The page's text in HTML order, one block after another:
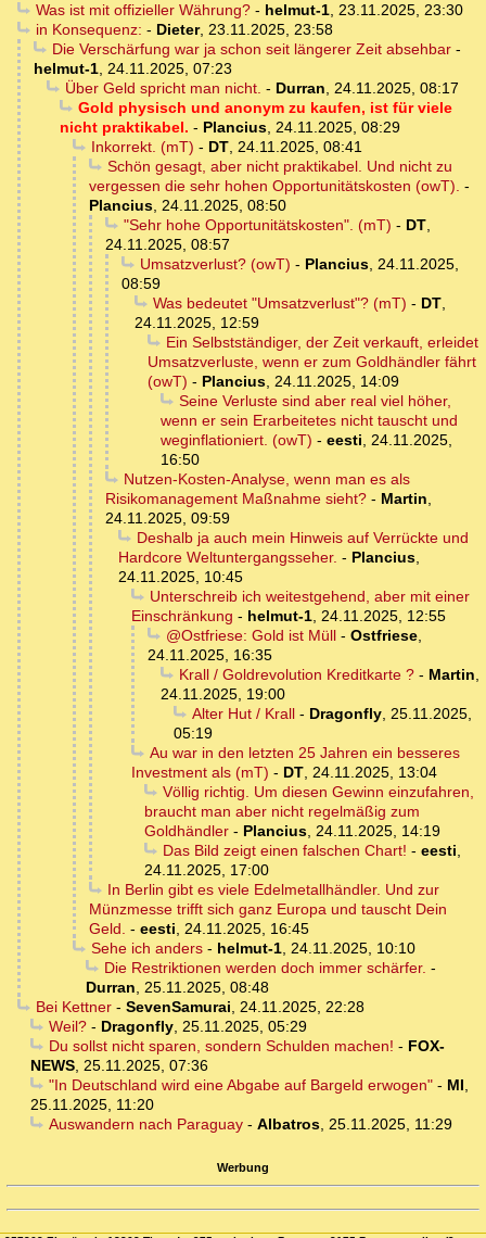
Was ist mit offizieller Währung?- helmut-1, 23.11.2025, 23:30
in Konsequenz: - Dieter, 23.11.2025, 23:58
Die Verschärfung war ja schon seit längerer Zeit absehbar-
helmut-1, 24.11.2025, 07:23
Über Geld spricht man nicht. - Durran, 24.11.2025, 08:17
Gold physisch und anonym zu kaufen, ist für viele
nicht praktikabel. - Plancius, 24.11.2025, 08:29
Inkorrekt. (mT) - DT, 24.11.2025, 08:41
Schön gesagt, aber nicht praktikabel. Und nicht zu
vergessen die sehr hohen Opportunitätskosten (owT). -
Plancius, 24.11.2025, 08:50
"Sehr hohe Opportunitätskosten". (mT) - DT,
24.11.2025, 08:57
Umsatzverlust? (owT) - Plancius, 24.11.2025,
08:59
Was bedeutet "Umsatzverlust"? (mT) - DT,
24.11.2025, 12:59
Ein Selbstständiger, der Zeit verkauft, erleidet
Umsatzverluste, wenn er zum Goldhändler fährt
(owT) - Plancius, 24.11.2025, 14:09
Seine Verluste sind aber real viel höher,
wenn er sein Erarbeitetes nicht tauscht und
weginflationiert. (owT) - eesti, 24.11.2025,
16:50
Nutzen-Kosten-Analyse, wenn man es als
Risikomanagement Maßnahme sieht? - Martin,
24.11.2025, 09:59
Deshalb ja auch mein Hinweis auf Verrückte und
Hardcore Weltuntergangsseher. - Plancius,
24.11.2025, 10:45
Unterschreib ich weitestgehend, aber mit einer
Einschränkung - helmut-1, 24.11.2025, 12:55
@Ostfriese: Gold ist Müll- Ostfriese,
24.11.2025, 16:35
Krall / Goldrevolution Kreditkarte ?- Martin,
24.11.2025, 19:00
Alter Hut / Krall- Dragonfly, 25.11.2025,
05:19
Au war in den letzten 25 Jahren ein besseres
Investment als (mT) - DT, 24.11.2025, 13:04
Völlig richtig. Um diesen Gewinn einzufahren,
braucht man aber nicht regelmäßig zum
Goldhändler - Plancius, 24.11.2025, 14:19
Das Bild zeigt einen falschen Chart! - eesti,
24.11.2025, 17:00
In Berlin gibt es viele Edelmetallhändler. Und zur
Münzmesse trifft sich ganz Europa und tauscht Dein
Geld. - eesti, 24.11.2025, 16:45
Sehe ich anders- helmut-1, 24.11.2025, 10:10
Die Restriktionen werden doch immer schärfer. -
Durran, 25.11.2025, 08:48
Bei Kettner- SevenSamurai, 24.11.2025, 22:28
Weil?- Dragonfly, 25.11.2025, 05:29
Du sollst nicht sparen, sondern Schulden machen! - FOX-
NEWS, 25.11.2025, 07:36
"In Deutschland wird eine Abgabe auf Bargeld erwogen"- MI,
25.11.2025, 11:20
Auswandern nach Paraguay- Albatros, 25.11.2025, 11:29
Werbung